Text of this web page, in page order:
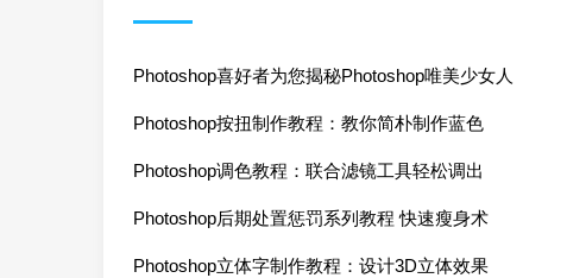
Photoshop喜好者为您揭秘Photoshop唯美少女人
Photoshop按扭制作教程：教你简朴制作蓝色
Photoshop调色教程：联合滤镜工具轻松调出
Photoshop后期处置惩罚系列教程 快速瘦身术
Photoshop立体字制作教程：设计3D立体效果